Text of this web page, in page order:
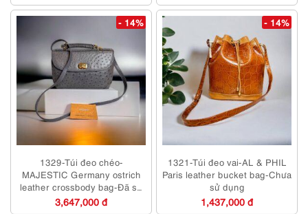
- 14%
1329-Túi đeo chéo-
MAJESTIC Germany ostrich
leather crossbody bag-Đã sử
dụng
3,647,000 đ
- 14%
1321-Túi đeo vai-AL & PHIL
Paris leather bucket bag-Chưa
sử dụng
1,437,000 đ